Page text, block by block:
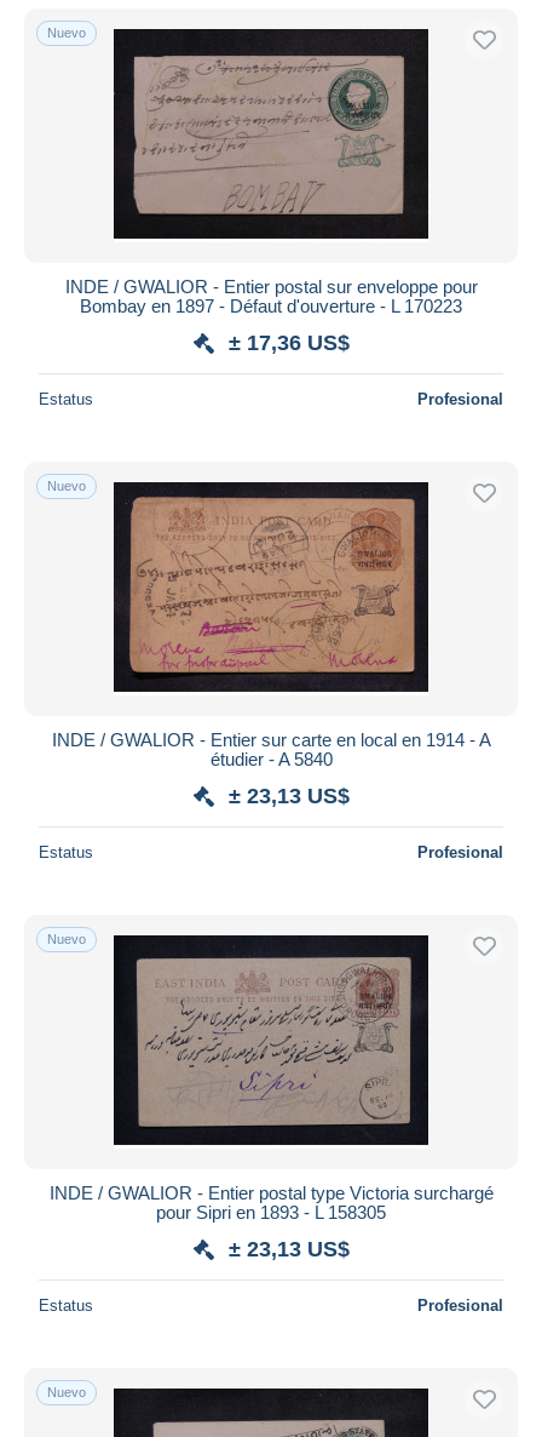
Nuevo
INDE / GWALIOR - Entier postal sur enveloppe pour
Bombay en 1897 - Défaut d'ouverture - L 170223
± 17,36 US$
Estatus Profesional
Nuevo
INDE / GWALIOR - Entier sur carte en local en 1914 - A
étudier - A 5840
± 23,13 US$
Estatus Profesional
Nuevo
INDE / GWALIOR - Entier postal type Victoria surchargé
pour Sipri en 1893 - L 158305
± 23,13 US$
Estatus Profesional
Nuevo